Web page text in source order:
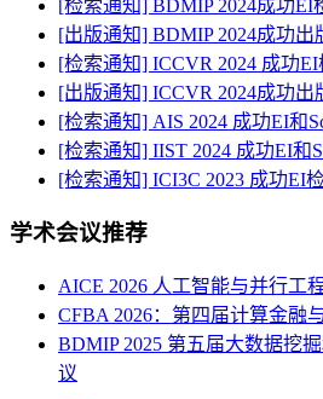
[检索通知] BDMIP 2024成功EI
[出版通知] BDMIP 2024成功出
[检索通知] ICCVR 2024 成功EI
[出版通知] ICCVR 2024成功出
[检索通知] AIS 2024 成功EI和
[检索通知] IIST 2024 成功EI和
[检索通知] ICI3C 2023 成功EI
学术会议推荐
AICE 2026 人工智能与并行工
CFBA 2026：第四届计算金融
BDMIP 2025 第五届大数据挖
议